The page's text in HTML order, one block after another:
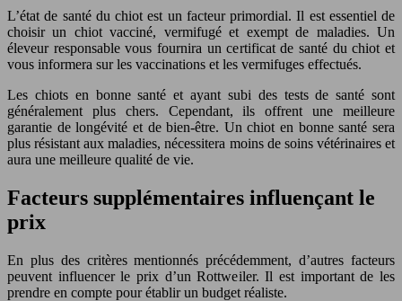
L’état de santé du chiot est un facteur primordial. Il est essentiel de
choisir un chiot vacciné, vermifugé et exempt de maladies. Un
éleveur responsable vous fournira un certificat de santé du chiot et
vous informera sur les vaccinations et les vermifuges effectués.
Les chiots en bonne santé et ayant subi des tests de santé sont
généralement plus chers. Cependant, ils offrent une meilleure
garantie de longévité et de bien-être. Un chiot en bonne santé sera
plus résistant aux maladies, nécessitera moins de soins vétérinaires et
aura une meilleure qualité de vie.
Facteurs supplémentaires influençant le
prix
En plus des critères mentionnés précédemment, d’autres facteurs
peuvent influencer le prix d’un Rottweiler. Il est important de les
prendre en compte pour établir un budget réaliste.